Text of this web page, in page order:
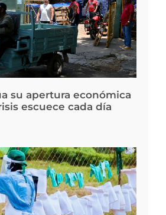
su apertura económica
escuece cada día